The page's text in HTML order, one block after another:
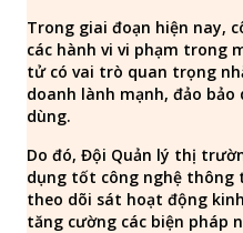
Trong giai đoạn hiện nay,
các hành vi vi phạm trong
tử có vai trò quan trọng
doanh lành mạnh, đảo
dùng.
Do đó, Đội Quản lý thị
dụng tốt công nghệ
theo dõi sát hoạt động
tăng cường các biện pháp